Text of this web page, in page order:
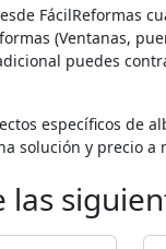
FácilReformas
(Ventanas,
puedes
específicos de
solución y precio a
las